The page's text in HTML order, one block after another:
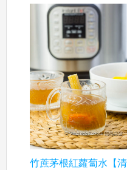
竹蔗茅根紅蘿蔔水【清